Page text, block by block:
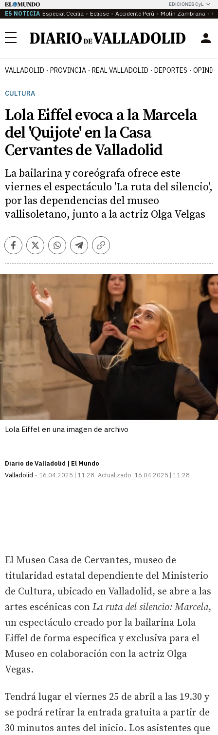
EDICIONES CyL
ES NOTICIA Especial Cecilia Eclipse Accidente Perú Motín Zambrana
Menú
VALLADOLID PROVINCIA REAL VALLADOLID DEPORTES
CULTURA
Lola Eiffel evoca a la Marcela
del 'Quijote' en la Casa
Cervantes de Valladolid
La bailarina y coreógrafa ofrece este
viernes el espectáculo 'La ruta del silencio',
por las dependencias del museo
vallisoletano, junto a la actriz Olga Velgas
FacebookTwitterWhatsappTelegramCopiar
Lola Eiffel en una imagen de archivo
Diario de Valladolid | El Mundo
Valladolid
16.04.2025 | 11:28 Actualizado: 16.04.2025 | 11:28
El Museo Casa de Cervantes, museo de
titularidad estatal dependiente del Ministerio
de Cultura, ubicado en Valladolid, se abre a las
artes escénicas con La ruta del silencio: Marcela,
un espectáculo creado por la bailarina Lola
Eiffel de forma específica y exclusiva para el
Museo en colaboración con la actriz Olga
Vegas.
Tendrá lugar el viernes 25 de abril a las 19.30 y
se podrá retirar la entrada gratuita a partir de
30 minutos antes del inicio. Los asistentes que